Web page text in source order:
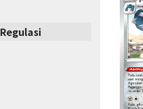
Regulasi